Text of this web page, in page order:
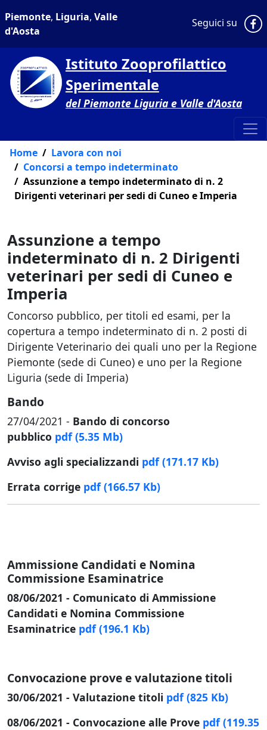
Piemonte, Liguria, Valle
d'Aosta
Seguici su
Istituto Zooprofilattico
Sperimentale
del Piemonte Liguria e Valle d'Aosta
Home
Lavora con noi
Concorsi a tempo indeterminato
Assunzione a tempo indeterminato di n. 2
Dirigenti veterinari per sedi di Cuneo e Imperia
Assunzione a tempo
indeterminato di n. 2 Dirigenti
veterinari per sedi di Cuneo e
Imperia
Concorso pubblico, per titoli ed esami, per la
copertura a tempo indeterminato di n. 2 posti di
Dirigente Veterinario dei quali uno per la Regione
Piemonte (sede di Cuneo) e uno per la Regione
Liguria (sede di Imperia)
Bando
27/04/2021 - Bando di concorso
pubblico pdf (5.35 Mb)
Avviso agli specializzandi pdf (171.17 Kb)
Errata corrige pdf (166.57 Kb)
Ammissione Candidati e Nomina
Commissione Esaminatrice
08/06/2021 - Comunicato di Ammissione
Candidati e Nomina Commissione
Esaminatrice pdf (196.1 Kb)
Convocazione prove e valutazione titoli
30/06/2021 - Valutazione titoli pdf (825 Kb)
08/06/2021 - Convocazione alle Prove pdf (119.35